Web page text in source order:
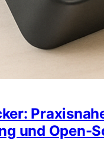
und Open-